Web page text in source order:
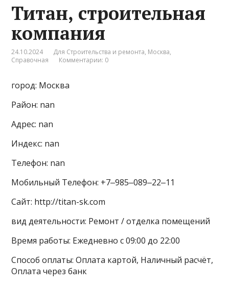
Титан, строительная
компания
24.10.2024 Для Строительства и ремонта, Москва,
Справочная
Комментарии: 0
город: Москва
Район: nan
Адрес: nan
Индекс: nan
Телефон: nan
Мобильный Телефон: +7‒985‒089‒22‒11
Сайт: http://titan-sk.com
вид деятельности: Ремонт / отделка помещений
Время работы: Ежедневно с 09:00 до 22:00
Способ оплаты: Оплата картой, Наличный расчёт,
Оплата через банк